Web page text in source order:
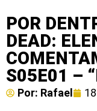
POR
DEAD:
S05E01 –
Por: Rafael